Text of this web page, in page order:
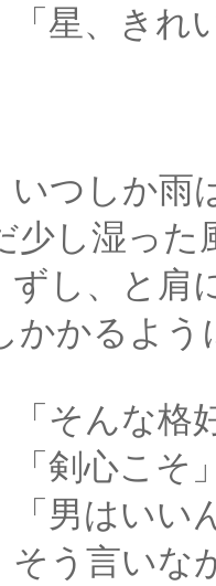
れい
やんで
少し湿った
体重が
かかるよ
好で、
そ
んで
ら、